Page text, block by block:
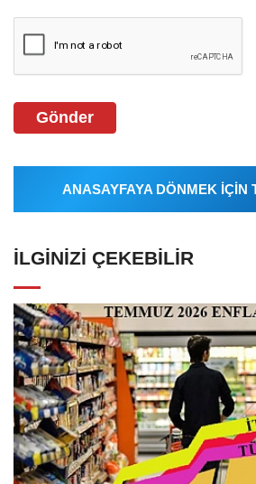
Gönder
ANASAYFAYA DÖNMEK İÇİN
İLGINIZI ÇEKEBILIR